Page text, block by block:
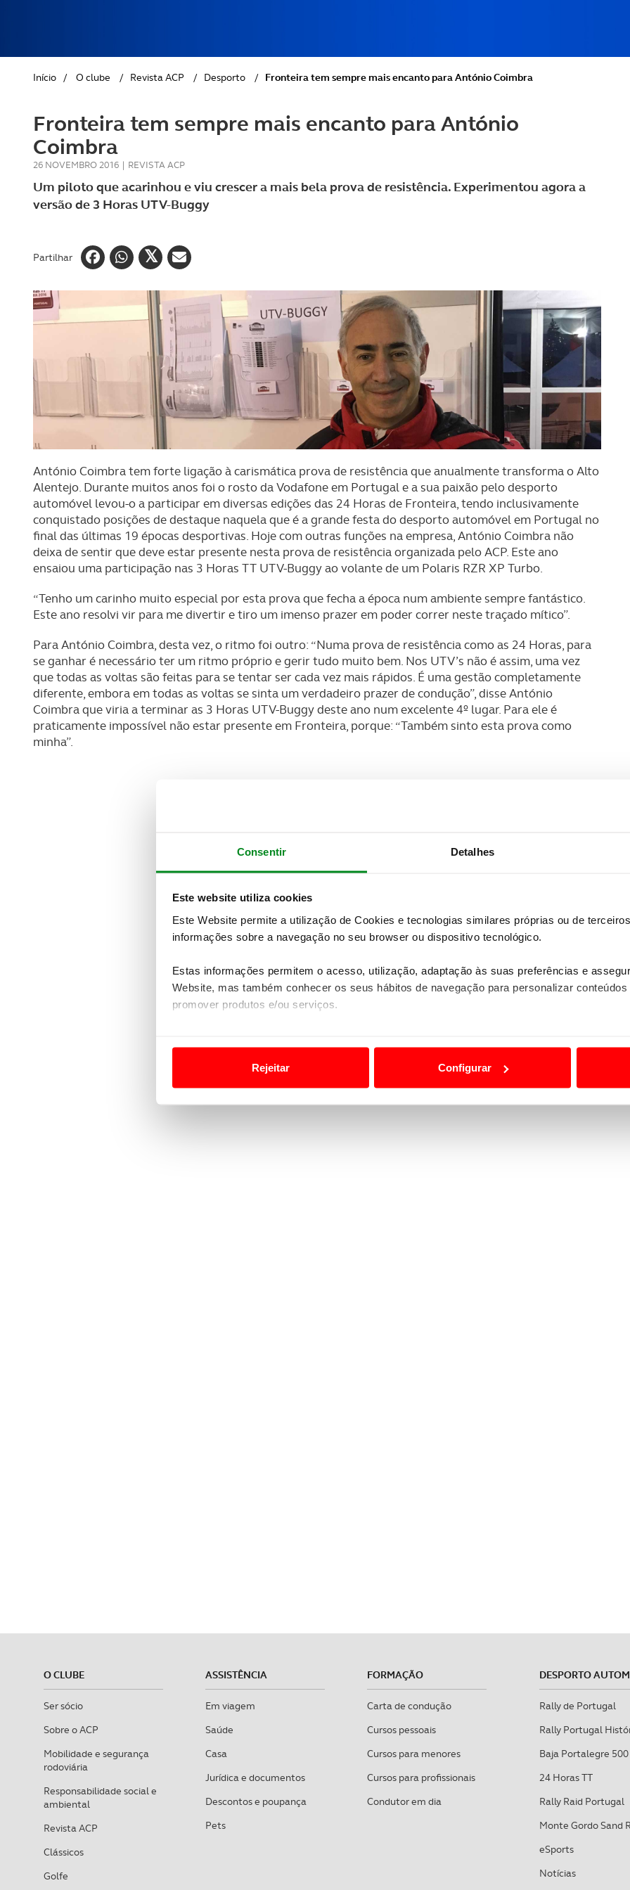
Consentir Detalhes
Este website utiliza cookies
Este Website permite a utilização de Cookies e tecnologias similares próprias ou de
informações sobre a navegação no seu browser ou dispositivo tecnológico.
Estas informações permitem o acesso, utilização, adaptação às suas preferências e
Website, mas também conhecer os seus hábitos de navegação para personalizar
promover produtos e/ou serviços.
Usamos cookies para melhorar a sua experiência digital, personalizar conteúdos e
funcionalidades de redes sociais, bem como para analisar dados de navegação no nosso
Adicionalmente partilhamos informação, relativa à sua utilização do nosso site de
Rejeitar Configurar
GOLFE
AUTOCARAVANISMO
Início / O clube / Revista ACP / Desporto / Fronteira tem sempre mais encanto para António Coimbra
Fronteira tem sempre mais encanto para António
Coimbra
26 NOVEMBRO 2016 | REVISTA ACP
Um piloto que acarinhou e viu crescer a mais bela prova de resistência. Experimentou agora a
versão de 3 Horas UTV-Buggy
Partilhar
António Coimbra tem forte ligação à carismática prova de resistência que anualmente transforma o Alto
Alentejo. Durante muitos anos foi o rosto da Vodafone em Portugal e a sua paixão pelo desporto
automóvel levou-o a participar em diversas edições das 24 Horas de Fronteira, tendo inclusivamente
conquistado posições de destaque naquela que é a grande festa do desporto automóvel em Portugal no
final das últimas 19 épocas desportivas. Hoje com outras funções na empresa, António Coimbra não
deixa de sentir que deve estar presente nesta prova de resistência organizada pelo ACP. Este ano
ensaiou uma participação nas 3 Horas TT UTV-Buggy ao volante de um Polaris RZR XP Turbo.
“Tenho um carinho muito especial por esta prova que fecha a época num ambiente sempre fantástico.
Este ano resolvi vir para me divertir e tiro um imenso prazer em poder correr neste traçado mítico”.
Para António Coimbra, desta vez, o ritmo foi outro: “Numa prova de resistência como as 24 Horas, para
se ganhar é necessário ter um ritmo próprio e gerir tudo muito bem. Nos UTV’s não é assim, uma vez
que todas as voltas são feitas para se tentar ser cada vez mais rápidos. É uma gestão completamente
diferente, embora em todas as voltas se sinta um verdadeiro prazer de condução”, disse António
Coimbra que viria a terminar as 3 Horas UTV-Buggy deste ano num excelente 4º lugar. Para ele é
praticamente impossível não estar presente em Fronteira, porque: “Também sinto esta prova como
minha”.
O CLUBE
Ser sócio
Sobre o ACP
Mobilidade e segurança
rodoviária
Responsabilidade social e
ambiental
Revista ACP
Clássicos
Golfe
ASSISTÊNCIA
Em viagem
Saúde
Casa
Jurídica e documentos
Descontos e poupança
Pets
FORMAÇÃO
Carta de condução
Cursos pessoais
Cursos para menores
Cursos para profissionais
Condutor em dia
DESPORTO
Rally de Portugal
Rally Portugal
Baja Portalegre 500
24 Horas TT
Rally Raid Portugal
Monte Gordo Sand
eSports
Notícias